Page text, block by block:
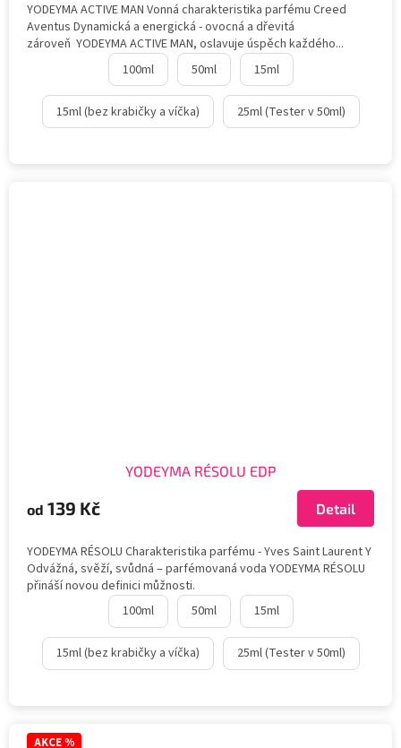
YODEYMA ACTIVE MAN Vonná charakteristika parfému Creed
Aventus Dynamická a energická - ovocná a dřevitá
zároveň YODEYMA ACTIVE MAN, oslavuje úspěch každého...
100ml
50ml 15ml
15ml (bez krabičky a víčka) 25ml (Tester v 50ml)
YODEYMA RÉSOLU EDP
od 139 Kč Detail
YODEYMA RÉSOLU Charakteristika parfému - Yves Saint Laurent Y
Odvážná, svěží, svůdná – parfémovaná voda YODEYMA RÉSOLU
přináší novou definici můžnosti.
100ml
50ml 15ml
15ml (bez krabičky a víčka) 25ml (Tester v 50ml)
AKCE %